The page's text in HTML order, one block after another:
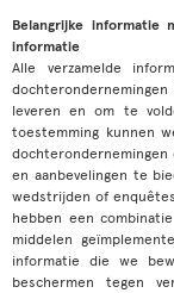
Belangrijke informatie
informatie
Alle verzamelde
leveren en om te
toestemming kunnen
dochterondernemingen
en aanbevelingen te
wedstrijden of
hebben een
middelen
informatie die we
beschermen tegen